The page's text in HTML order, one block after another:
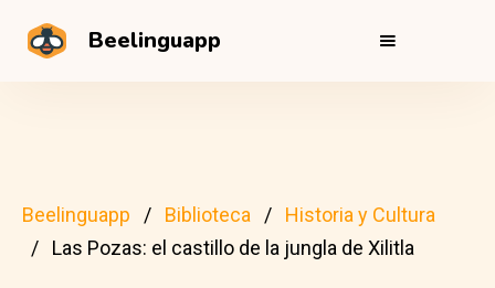
Beelinguapp
Beelinguapp Biblioteca
Historia y Cultura
Las Pozas: el castillo de la jungla de Xilitla